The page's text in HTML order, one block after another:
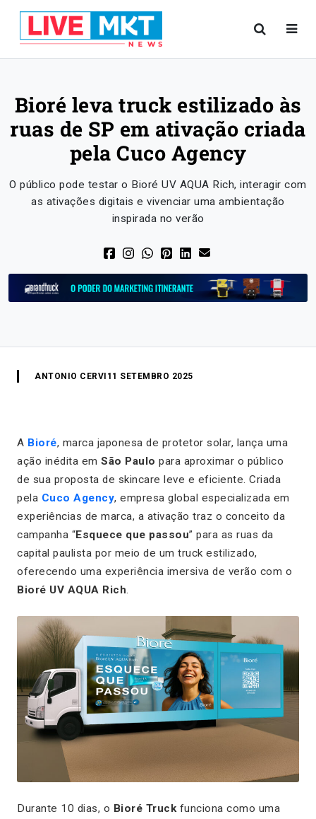
Bioré leva truck estilizado às
ruas de SP em ativação criada
pela Cuco Agency
O público pode testar o Bioré UV AQUA Rich, interagir com
as ativações digitais e vivenciar uma ambientação
inspirada no verão
ANTONIO CERVI 11 SETEMBRO 2025
A Bioré, marca japonesa de protetor solar, lança uma
ação inédita em São Paulo para aproximar o público
de sua proposta de skincare leve e eficiente. Criada
pela Cuco Agency, empresa global especializada em
experiências de marca, a ativação traz o conceito da
campanha “Esquece que passou” para as ruas da
capital paulista por meio de um truck estilizado,
oferecendo uma experiência imersiva de verão com o
Bioré UV AQUA Rich.
Durante 10 dias, o Bioré Truck funciona como uma